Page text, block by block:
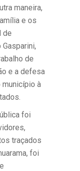
maneira,
e os
de
de
e a defesa
à
foi
traçados
foi